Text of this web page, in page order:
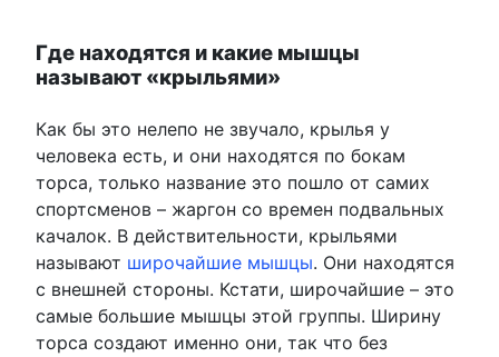
Где находятся и какие мышцы
называют «крыльями»
Как бы это нелепо не звучало, крылья у
человека есть, и они находятся по бокам
торса, только название это пошло от самих
спортсменов – жаргон со времен подвальных
качалок. В действительности, крыльями
называют широчайшие мышцы. Они находятся
с внешней стороны. Кстати, широчайшие – это
самые большие мышцы этой группы. Ширину
торса создают именно они, так что без